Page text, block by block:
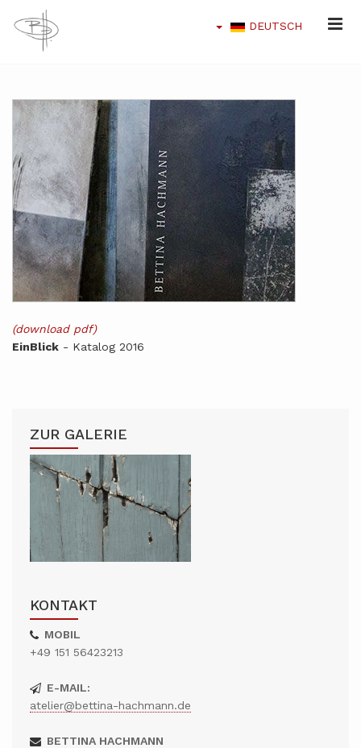
DEUTSCH
(download pdf)
EinBlick - Katalog 2016
ZUR GALERIE
KONTAKT
MOBIL
+49 151 56423213
E-MAIL:
atelier@bettina-hachmann.de
BETTINA HACHMANN